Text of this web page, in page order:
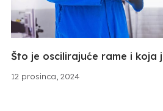
12 prosinca, 2024
Što je oscilirajuće rame i koja